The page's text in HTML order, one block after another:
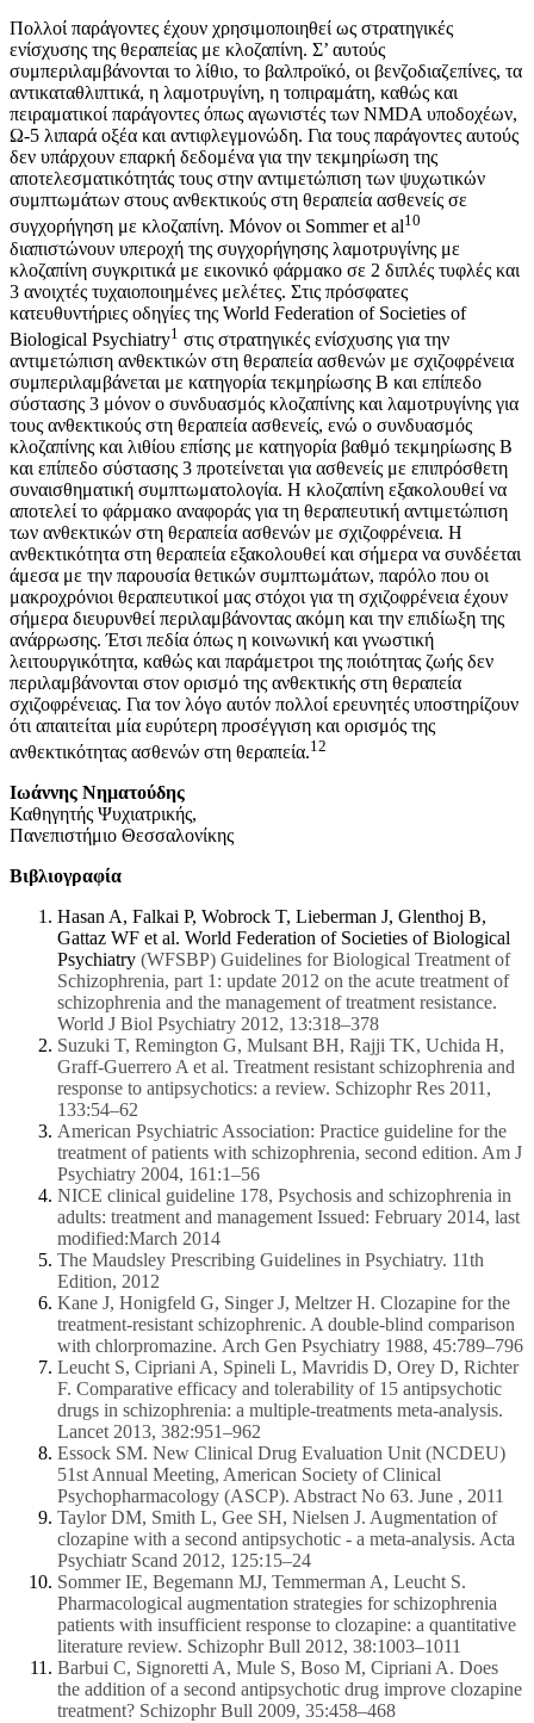
Πολλοί παράγοντες έχουν χρησιμοποιηθεί ως στρατηγικές
ενίσχυσης της θεραπείας με κλοζαπίνη. Σ’ αυτούς
συμπεριλαμβάνονται το λίθιο, το βαλπροϊκό, οι βενζοδιαζεπίνες, τα
αντικαταθλιπτικά, η λαμοτρυγίνη, η τοπιραμάτη, καθώς και
πειραματικοί παράγοντες όπως αγωνιστές των NMDA υποδοχέων,
Ω-5 λιπαρά οξέα και αντιφλεγμονώδη. Για τους παράγοντες αυτούς
δεν υπάρχουν επαρκή δεδομένα για την τεκμηρίωση της
αποτελεσματικότητάς τους στην αντιμετώπιση των ψυχωτικών
συμπτωμάτων στους ανθεκτικούς στη θεραπεία ασθενείς σε
συγχορήγηση με κλοζαπίνη. Μόνον οι Sommer et al10
διαπιστώνουν υπεροχή της συγχορήγησης λαμοτρυγίνης με
κλοζαπίνη συγκριτικά με εικονικό φάρμακο σε 2 διπλές τυφλές και
3 ανοιχτές τυχαιοποιημένες μελέτες. Στις πρόσφατες
κατευθυντήριες οδηγίες της World Federation of Societies of
Biological Psychiatry1 στις στρατηγικές ενίσχυσης για την
αντιμετώπιση ανθεκτικών στη θεραπεία ασθενών με σχιζοφρένεια
συμπεριλαμβάνεται με κατηγορία τεκμηρίωσης Β και επίπεδο
σύστασης 3 μόνον ο συνδυασμός κλοζαπίνης και λαμοτρυγίνης για
τους ανθεκτικούς στη θεραπεία ασθενείς, ενώ ο συνδυασμός
κλοζαπίνης και λιθίου επίσης με κατηγορία βαθμό τεκμηρίωσης Β
και επίπεδο σύστασης 3 προτείνεται για ασθενείς με επιπρόσθετη
συναισθηματική συμπτωματολογία. Η κλοζαπίνη εξακολουθεί να
αποτελεί το φάρμακο αναφοράς για τη θεραπευτική αντιμετώπιση
των ανθεκτικών στη θεραπεία ασθενών με σχιζοφρένεια. Η
ανθεκτικότητα στη θεραπεία εξακολουθεί και σήμερα να συνδέεται
άμεσα με την παρουσία θετικών συμπτωμάτων, παρόλο που οι
μακροχρόνιοι θεραπευτικοί μας στόχοι για τη σχιζοφρένεια έχουν
σήμερα διευρυνθεί περιλαμβάνοντας ακόμη και την επιδίωξη της
ανάρρωσης. Έτσι πεδία όπως η κοινωνική και γνωστική
λειτουργικότητα, καθώς και παράμετροι της ποιότητας ζωής δεν
περιλαμβάνονται στον ορισμό της ανθεκτικής στη θεραπεία
σχιζοφρένειας. Για τον λόγο αυτόν πολλοί ερευνητές υποστηρίζουν
ότι απαιτείται μία ευρύτερη προσέγγιση και ορισμός της
ανθεκτικότητας ασθενών στη θεραπεία.12
Ιωάννης Νηματούδης
Καθηγητής Ψυχιατρικής,
Πανεπιστήμιο Θεσσαλονίκης
Bιβλιογραφία
Hasan A, Falkai P, Wobrock T, Lieberman J, Glenthoj B,
Gattaz WF et al. World Federation of Societies of Biological
Psychiatry (WFSBP) Guidelines for Biological Treatment of
Schizophrenia, part 1: update 2012 on the acute treatment of
schizophrenia and the management of treatment resistance.
World J Biol Psychiatry 2012, 13:318–378
Suzuki T, Remington G, Mulsant BH, Rajji TK, Uchida H,
Graff-Guerrero A et al. Treatment resistant schizophrenia and
response to antipsychotics: a review. Schizophr Res 2011,
133:54–62
American Psychiatric Association: Practice guideline for the
treatment of patients with schizophrenia, second edition. Am J
Psychiatry 2004, 161:1–56
NICE clinical guideline 178, Psychosis and schizophrenia in
adults: treatment and management Issued: February 2014, last
modified:March 2014
The Maudsley Prescribing Guidelines in Psychiatry. 11th
Edition, 2012
Kane J, Honigfeld G, Singer J, Meltzer H. Clozapine for the
treatment-resistant schizophrenic. A double-blind comparison
with chlorpromazine. Arch Gen Psychiatry 1988, 45:789–796
Leucht S, Cipriani A, Spineli L, Mavridis D, Orey D, Richter
F. Comparative efficacy and tolerability of 15 antipsychotic
drugs in schizophrenia: a multiple-treatments meta-analysis.
Lancet 2013, 382:951–962
Essock SM. New Clinical Drug Evaluation Unit (NCDEU)
51st Annual Meeting, American Society of Clinical
Psychopharmacology (ASCP). Abstract Νο 63. June , 2011
Taylor DM, Smith L, Gee SH, Nielsen J. Augmentation of
clozapine with a second antipsychotic - a meta-analysis. Acta
Psychiatr Scand 2012, 125:15–24
Sommer IE, Begemann MJ, Temmerman A, Leucht S.
Pharmacological augmentation strategies for schizophrenia
patients with insufficient response to clozapine: a quantitative
literature review. Schizophr Bull 2012, 38:1003–1011
Barbui C, Signoretti A, Mule S, Boso M, Cipriani A. Does
the addition of a second antipsychotic drug improve clozapine
treatment? Schizophr Bull 2009, 35:458–468